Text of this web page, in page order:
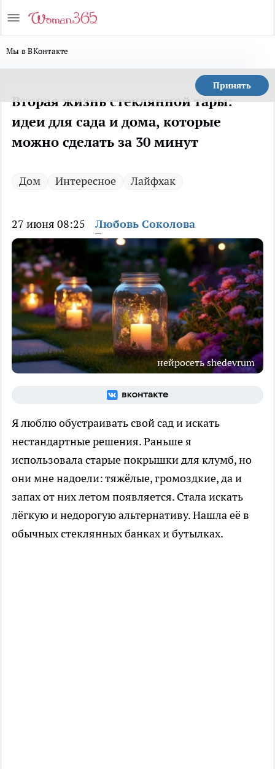
Мы в ВКонтакте
Принять
Вторая жизнь стеклянной тары:
идеи для сада и дома, которые
можно сделать за 30 минут
Дом Интересное Лайфхак
27 июня 08:25 Любовь Соколова
нейросеть shedevrum
Я люблю обустраивать свой сад и искать
нестандартные решения. Раньше я
использовала старые покрышки для клумб, но
они мне надоели: тяжёлые, громоздкие, да и
запах от них летом появляется. Стала искать
лёгкую и недорогую альтернативу. Нашла её в
обычных стеклянных банках и бутылках.